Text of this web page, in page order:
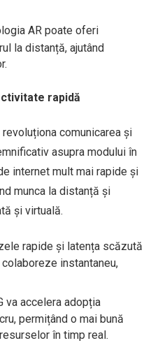
AR poate oferi
la distanță, ajutând
rapidă
comunicarea și
asupra modului în
internet mult mai rapide și
munca la distanță și
și virtuală.
rapide și latența scăzută
instantaneu,
va accelera adopția
permițând o mai bună
în timp real.